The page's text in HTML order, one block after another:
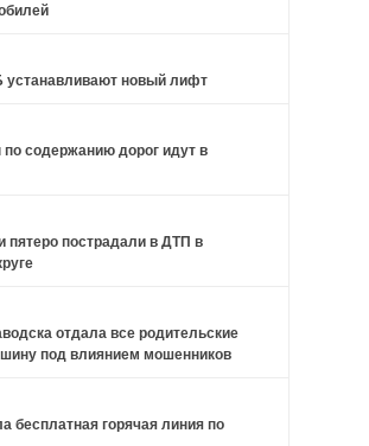
устанавливают новый лифт
содержанию дорог идут в
пятеро пострадали в ДТП в
отдала все родительские
под влиянием мошенников
бесплатная горячая линия по